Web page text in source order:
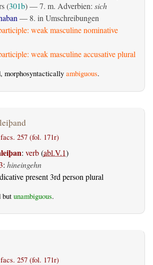
(301b) — 7. m. Adverbien: sich
— 8. in Umschreibungen
weak masculine nominative
weak masculine accusative plural
morphosyntactically ambiguous.
facs. 257 (fol. 171r)
: verb(abl.V.1)
: hineingehn
present 3rd person plural
but unambiguous.
facs. 257 (fol. 171r)